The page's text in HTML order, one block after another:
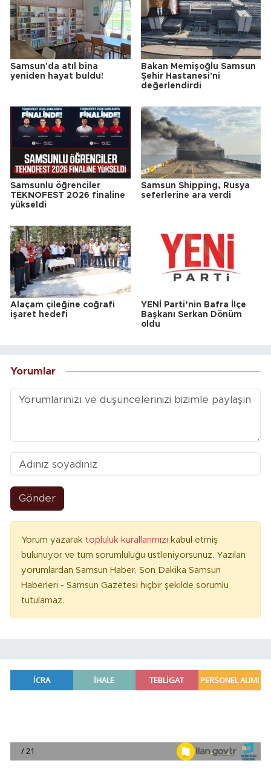
Samsun'da atıl bina
yeniden hayat buldu!
Bakan Memişoğlu Samsun
Şehir Hastanesi'ni
değerlendirdi
Samsunlu öğrenciler
TEKNOFEST 2026 finaline
yükseldi
Samsun Shipping, Rusya
seferlerine ara verdi
Alaçam çileğine coğrafi
işaret hedefi
YENİ Parti’nin Bafra İlçe
Başkanı Serkan Dönüm
oldu
Yorumlar
Gönder
Yorum yazarak topluluk kurallarımızı kabul etmiş
bulunuyor ve tüm sorumluluğu üstleniyorsunuz. Yazılan
yorumlardan Samsun Haber, Son Dakika Samsun
Haberleri - Samsun Gazetesi hiçbir şekilde sorumlu
tutulamaz.